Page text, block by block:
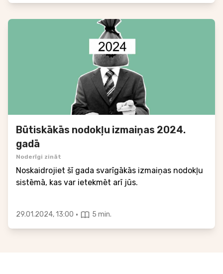
Būtiskākās nodokļu izmaiņas 2024.
gadā
Noderīgi zināt
Noskaidrojiet šī gada svarīgākās izmaiņas nodokļu
sistēmā, kas var ietekmēt arī jūs.
29.01.2024, 13:00 · 5 min.